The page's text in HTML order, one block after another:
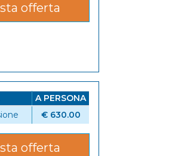
offerta
A PERSONA
€ 630.00
offerta